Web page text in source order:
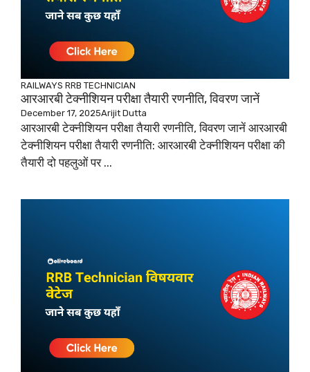
RAILWAYS RRB TECHNICIAN
आरआरबी टेक्नीशियन परीक्षा तैयारी रणनीति, विवरण जानें
December 17, 2025Arijit Dutta
आरआरबी टेक्नीशियन परीक्षा तैयारी रणनीति, विवरण जानें आरआरबी
टेक्नीशियन परीक्षा तैयारी रणनीति: आरआरबी टेक्नीशियन परीक्षा की
तैयारी दो पहलुओं पर ...